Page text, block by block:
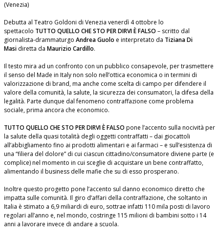
(Venezia)
Debutta al Teatro Goldoni di Venezia venerdì 4 ottobre lo
spettacolo TUTTO QUELLO CHE STO PER DIRVI È FALSO – scritto dal
giornalista-drammaturgo Andrea Guolo e interpretato da Tiziana Di
Masi diretta da Maurizio Cardillo.
Il testo mira ad un confronto con un pubblico consapevole, per trasmettere
il senso del Made in Italy non solo nell’ottica economica o in termini di
valorizzazione di brand, ma anche come scelta di campo per difendere il
valore della comunità, la salute, la sicurezza dei consumatori, la difesa della
legalità. Parte dunque dal fenomeno contraffazione come problema
sociale, prima ancora che economico.
TUTTO QUELLO CHE STO PER DIRVI È FALSO pone l’accento sulla nocività per
la salute della quasi totalità degli oggetti contraffatti – dai giocattoli
all’abbigliamento fino ai prodotti alimentari e ai farmaci – e sull’esistenza di
una “filiera del dolore” di cui ciascun cittadino/consumatore diviene parte (e
complice) nel momento in cui sceglie di acquistare un bene contraffatto,
alimentando il business delle mafie che su di esso prosperano.
Inoltre questo progetto pone l’accento sul danno economico diretto che
impatta sulle comunità. Il giro d’affari della contraffazione, che soltanto in
Italia è stimato a 6,9 miliardi di euro, sottrae infatti 110 mila posti di lavoro
regolari all’anno e, nel mondo, costringe 115 milioni di bambini sotto i 14
anni a lavorare invece di andare a scuola.